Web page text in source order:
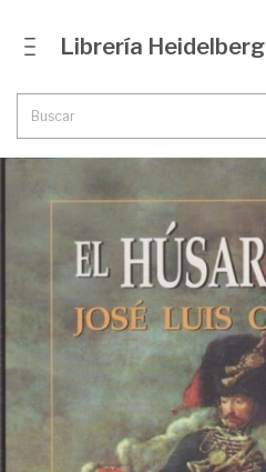
Librería Heidelberg